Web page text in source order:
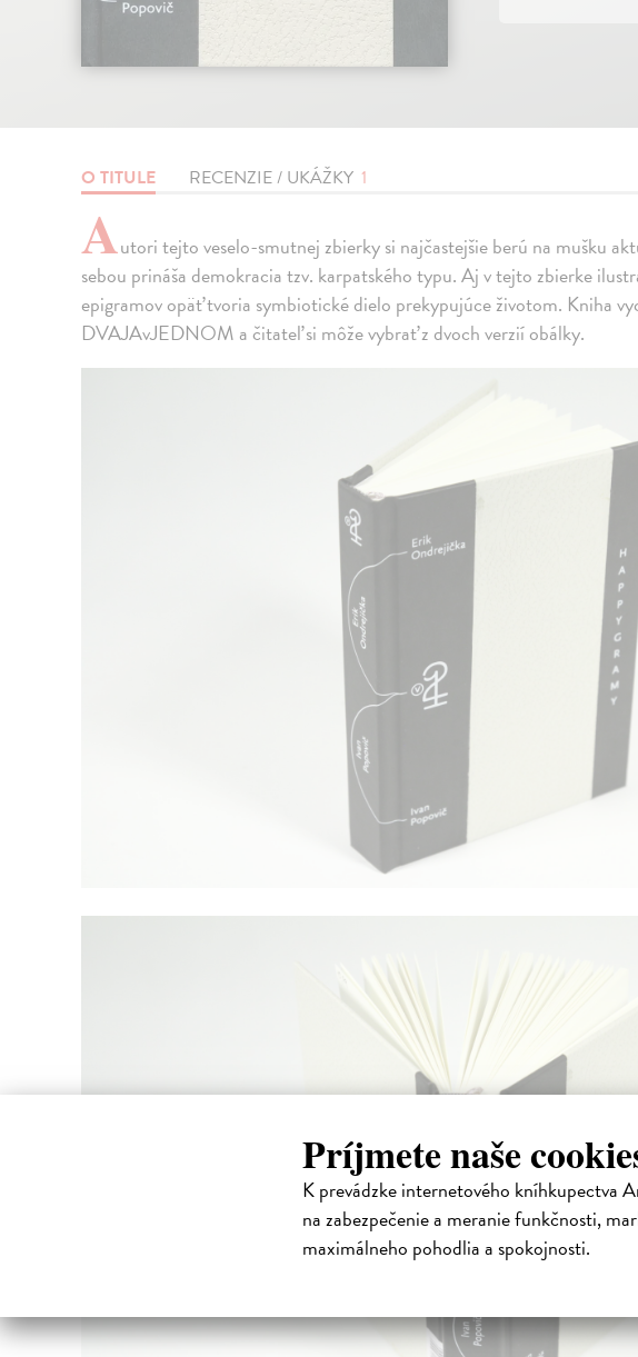
Príjmete naše
K prevádzke internetového kníhkupectva
na zabezpečenie a meranie funkčnosti,
maximálneho pohodlia a spokojnosti.
O TITULE RECENZIE / UKÁŽKY 1
Autori tejto veselo-smutnej zbierky si najčastejšie berú na mušku
sebou prináša demokracia tzv. karpatského typu. Aj v tejto zbierke
epigramov opäť tvoria symbiotické dielo prekypujúce životom. Kniha
DVAJAvJEDNOM a čitateľ si môže vybrať z dvoch verzií obálky.